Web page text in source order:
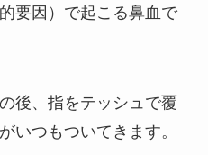
要因）で起こる鼻血で
後、指をテッシュで覆
いつもついてきます。